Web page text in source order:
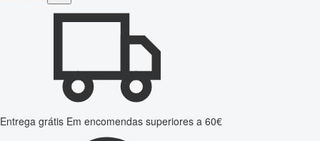
Entrega grátis Em encomendas superiores a 60€